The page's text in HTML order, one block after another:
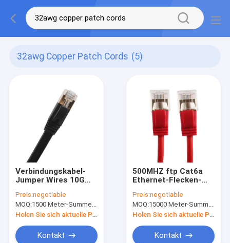
32awg Copper Patch Cords (5)
Verbindungskabel-
Jumper Wires 10G
Kupfer-32awg
Ethernet
Preis:negotiable
MOQ:1500 Meter-Summe, keine Angelegenheits-Verbindungskabellänge
Kontakt
500MHZ ftp Cat6a
Ethernet-Flecken-
Verbindungskabel-
Extrakosten-dünne
STP dünne
Preis:negotiable
MOQ:15000 Meter-Summe, keine Angelegenheits-Verbindungskabellänge
Kontakt